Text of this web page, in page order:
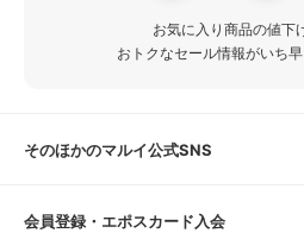
お気に入り商品の値下
おトクなセール情報がいち
そのほかのマルイ公式SNS
会員登録・エポスカード入会